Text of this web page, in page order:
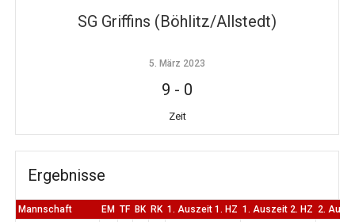
SG Griffins (Böhlitz/Allstedt)
5. März 2023
9 - 0
Zeit
Ergebnisse
Mannschaft EM TF BK RK 1. Auszeit 1. HZ 1. Auszeit 2. HZ 2.